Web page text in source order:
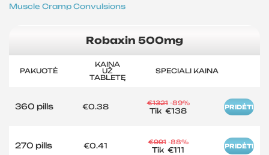
Muscle Cramp Convulsions
Robaxin 500mg
PAKUOTĖ
KAINA
UŽ
TABLETĘ
SPECIALI KAINA
360 pills €0.38 €1321 -89%
Tik€138 PRIDĖTI
270 pills €0.41 €991 -88%
Tik€111 PRIDĖTI